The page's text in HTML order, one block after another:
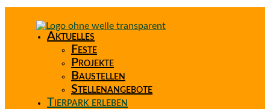
Aktuelles
Feste
Projekte
Baustellen
Stellenangebote
Tierpark erleben